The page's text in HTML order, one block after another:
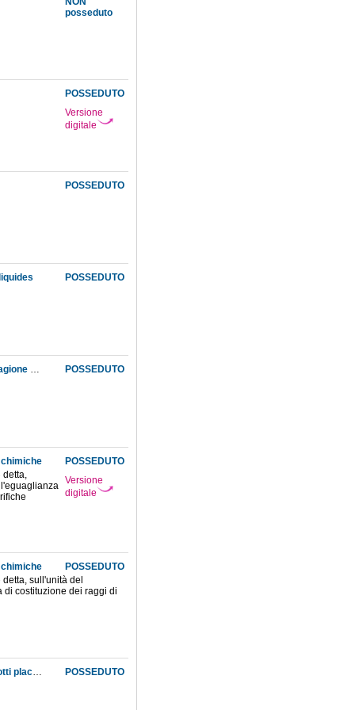
posseduto
POSSEDUTO
Versione
digitale
POSSEDUTO
POSSEDUTO
POSSEDUTO
Memoria sopra la costante della forza assorbente del negrofumo e de' metalli e sopra la cagione che fa variarne il valore negli altri corpi atermani
POSSEDUTO
Versione
digitale
detta,
POSSEDUTO
sull'unità del
costituzione dei raggi di
POSSEDUTO
Memoria sull'abbassamento di temperatura prodotto alla superficie terrestre durante le notti placide e serene, e sui fenomeni che ne risultano nelle basse regioni dell'atmosfera